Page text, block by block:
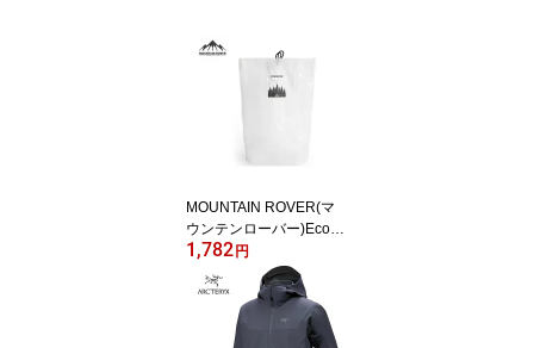
MOUNTAIN ROVER(マ
ウンテンローバー)Ecosa
ck1,782円